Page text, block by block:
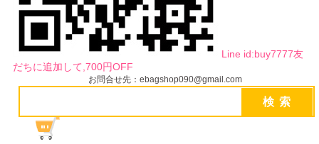
Line id:buy7777友
だちに追加して,700円OFF
お問合せ先：ebagshop090@gmail.com